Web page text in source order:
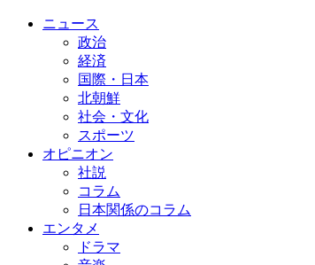
ニュース
政治
経済
国際・日本
北朝鮮
社会・文化
スポーツ
オピニオン
社説
コラム
日本関係のコラム
エンタメ
ドラマ